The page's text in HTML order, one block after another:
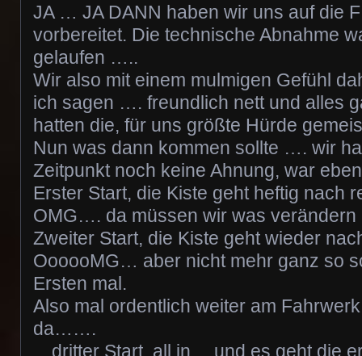
JA … JA DANN haben wir uns auf die
vorbereitet. Die technische Abnahme
gelaufen …..
Wir also mit einem mulmigen Gefühl
ich sagen …. freundlich nett und alles
hatten die, für uns größte Hürde
Nun was dann kommen sollte …. wir
Zeitpunkt noch keine Ahnung, war
Erster Start, die Kiste geht heftig nach
OMG…. da müssen wir was
Zweiter Start, die Kiste geht wieder
OooooMG… aber nicht mehr ganz so
Ersten mal.
Also mal ordentlich weiter am
da…….
…dritter Start, all in….und es geht die